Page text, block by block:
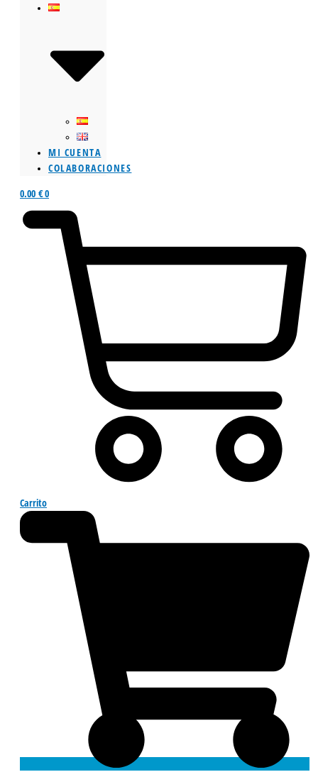
MI CUENTA
COLABORACIONES
0.00 €0
Carrito